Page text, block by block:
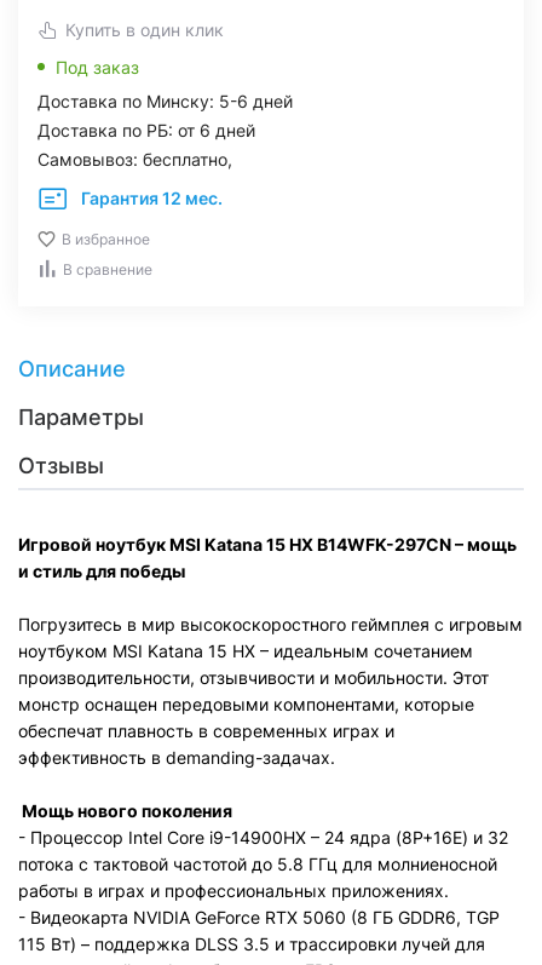
Купить в один клик
Под заказ
Доставка по Минску: 5-6 дней
Доставка по РБ: от 6 дней
Самовывоз: бесплатно,
Гарантия 12 мес.
В избранное
В сравнение
Описание
Параметры
Отзывы
Игровой ноутбук MSI Katana 15 HX B14WFK-297CN – мощь
и стиль для победы
Погрузитесь в мир высокоскоростного геймплея с игровым
ноутбуком MSI Katana 15 HX – идеальным сочетанием
производительности, отзывчивости и мобильности. Этот
монстр оснащен передовыми компонентами, которые
обеспечат плавность в современных играх и
эффективность в demanding-задачах.
Мощь нового поколения
- Процессор Intel Core i9-14900HX – 24 ядра (8P+16E) и 32
потока с тактовой частотой до 5.8 ГГц для молниеносной
работы в играх и профессиональных приложениях.
- Видеокарта NVIDIA GeForce RTX 5060 (8 ГБ GDDR6, TGP
115 Вт) – поддержка DLSS 3.5 и трассировки лучей для